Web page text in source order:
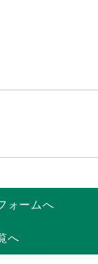
ォームへ
へ